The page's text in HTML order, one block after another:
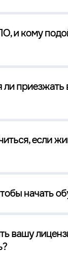
и кому
ли приезжать
если
начать
вашу